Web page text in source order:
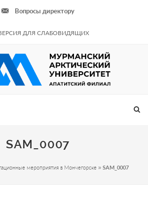
Вопросы директору
ДЛЯ СЛАБОВИДЯЩИХ
SAM_0007
мероприятия в Мончегорске» SAM_0007